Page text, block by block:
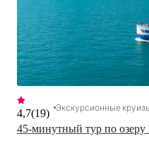
45-минутный тур по
4,7(19) Экскурсионные